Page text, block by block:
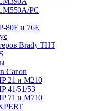
PC
80E и 76E
Brady THT
Canon
21 и M210
41/51/53
71 и M710